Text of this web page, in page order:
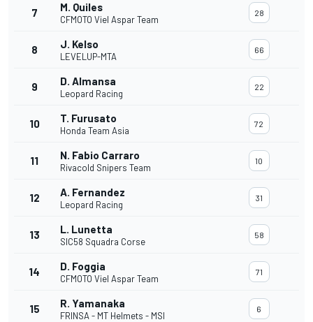
7 M. Quiles
CFMOTO Viel Aspar Team
28
8 J. Kelso
LEVELUP-MTA
66
9 D. Almansa
Leopard Racing
22
10 T. Furusato
Honda Team Asia
72
11 N. Fabio Carraro
Rivacold Snipers Team
10
12 A. Fernandez
Leopard Racing
31
13 L. Lunetta
SIC58 Squadra Corse
58
14 D. Foggia
CFMOTO Viel Aspar Team
71
15 R. Yamanaka
FRINSA - MT Helmets - MSI
6